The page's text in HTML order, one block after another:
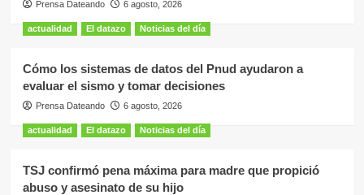
Prensa Dateando 6 agosto, 2026
actualidad El datazo Noticias del día
Cómo los sistemas de datos del Pnud ayudaron a
evaluar el sismo y tomar decisiones
Prensa Dateando 6 agosto, 2026
actualidad El datazo Noticias del día
TSJ confirmó pena máxima para madre que propició
abuso y asesinato de su hijo